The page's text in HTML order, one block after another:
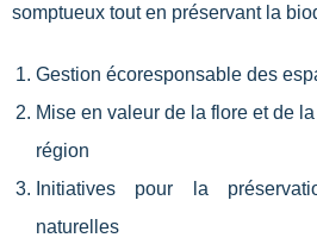
somptueux tout en préservant la
Gestion écoresponsable des
Mise en valeur de la flore et de
région
Initiatives pour la
naturelles